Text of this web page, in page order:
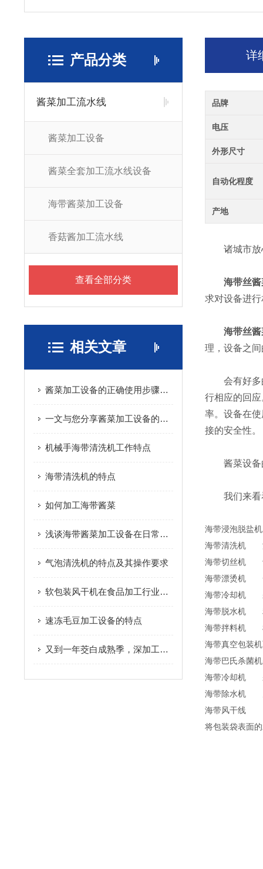
产品分类
酱菜加工流水线
酱菜加工设备
酱菜全套加工流水线设备
海带酱菜加工设备
香菇酱加工流水线
查看全部分类
相关文章
酱菜加工设备的正确使用步骤分享
一文与您分享酱菜加工设备的常见故障相应解决方法
机械手海带清洗机工作特点
海带清洗机的特点
如何加工海带酱菜
浅谈海带酱菜加工设备在日常生活中的重要性
气泡清洗机的特点及其操作要求
软包装风干机在食品加工行业的重要性
速冻毛豆加工设备的特点
又到一年茭白成熟季，深加工促进产业升级
详
品牌
电压
外形尺寸
自动化程度
产地
诸城市放心
海带丝
求对设备进
海带丝
理，设备之
会有好多的
行相应的回
率。设备在
接的安全性。
酱菜设备的
我们来看看
海带浸泡脱盐机
海带清洗机
海带切丝机
海带漂烫机
海带冷却机
海带脱水机
海带拌料机
海带真空包装机
海带巴氏杀菌机
海带冷却机
海带除水机
海带风干线
将包装袋表面